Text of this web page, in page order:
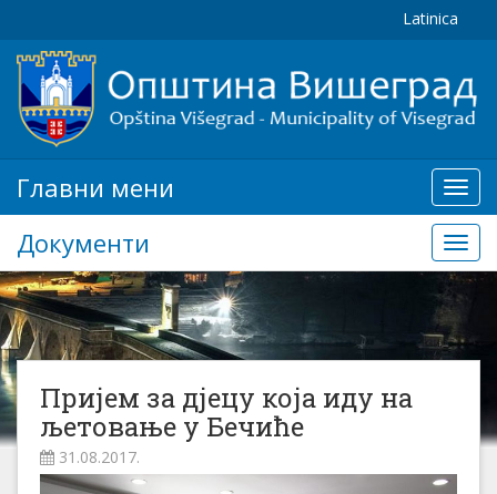
Latinica
мени
Главни мени
Документи
Пријем за дјецу која иду на
љетовање у Бечиће
31.08.2017.